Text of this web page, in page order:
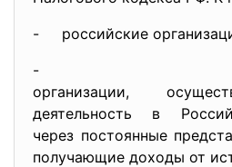
- российские
-
организации,
деятельность в
через постоянные
получающие доходы от